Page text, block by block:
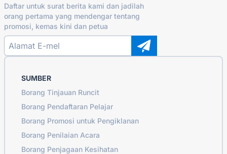
Daftar untuk surat berita kami dan jadilah
orang pertama yang mendengar tentang
promosi, kemas kini dan petua
SUMBER
Borang Tinjauan Runcit
Borang Pendaftaran Pelajar
Borang Promosi untuk Pengiklanan
Borang Penilaian Acara
Borang Penjagaan Kesihatan